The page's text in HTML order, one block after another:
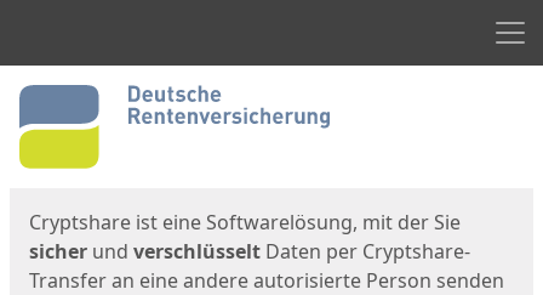
Start
Cryptshare ist eine Softwarelösung, mit der Sie
sicher und verschlüsselt Daten per Cryptshare-
Transfer an eine andere autorisierte Person senden